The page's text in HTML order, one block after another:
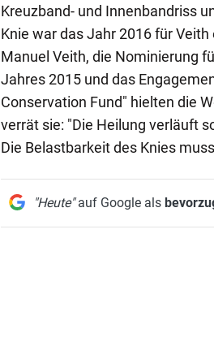
Kreuzband- und Innenbandriss
Knie war das Jahr 2016 für
Manuel Veith, die Nominierung
Jahres 2015 und das
Conservation Fund" hielten die
verrät sie: "Die Heilung verläuft
Die Belastbarkeit des Knies
"Heute"auf Google als